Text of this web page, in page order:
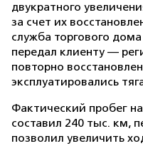
двукратного
за счет их
служба торгового
передал клиенту —
повторно
эксплуатировались
Фактический пробег
составил 240 тыс. км,
позволил увеличить